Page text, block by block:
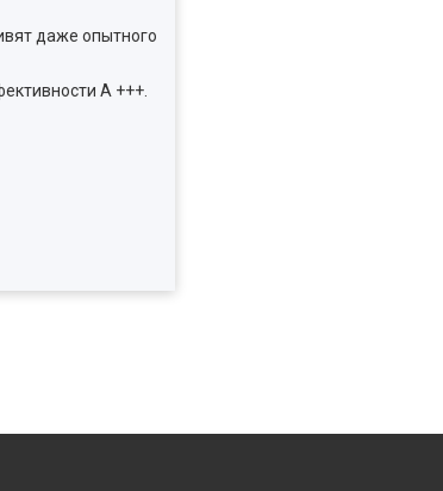
даже опытного
А +++.